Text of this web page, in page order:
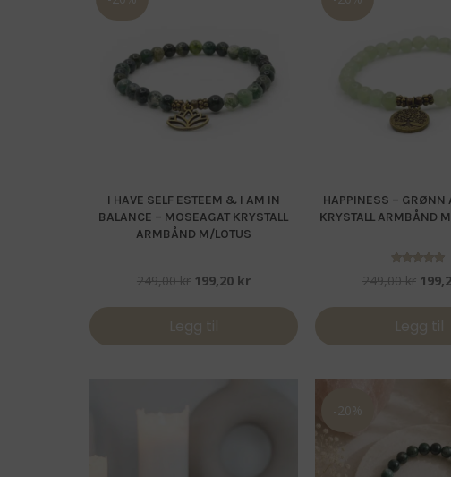
I HAVE SELF ESTEEM & I AM IN
BALANCE – MOSEAGAT KRYSTALL
ARMBÅND M/LOTUS
249,00kr Opprinnelig
249,00 kr.
199,20 krNåværende
199,20 kr.
Legg til
HAPPINESS – GRØNN
KRYSTALL ARMBÅND
5.00
249,00kr
Legg til
-20%